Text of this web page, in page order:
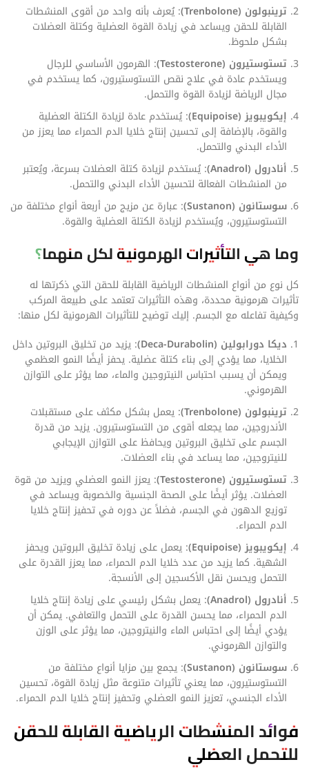
ترينبولون (Trenbolone)
: يُعرف بأنه واحد من أقوى المنشطات
القابلة للحقن ويساعد في زيادة القوة العضلية وكتلة العضلات
بشكل ملحوظ.
تستوستيرون (Testosterone)
: الهرمون الأساسي للرجال
ويستخدم عادة في علاج نقص التستوستيرون، كما يستخدم في
مجال الرياضة لزيادة القوة والتحمل.
إيكويبويز (Equipoise)
: يُستخدم عادة لزيادة الكتلة العضلية
والقوة، بالإضافة إلى تحسين إنتاج خلايا الدم الحمراء مما يعزز من
الأداء البدني والتحمل.
أنادرول (Anadrol)
: يُستخدم لزيادة كتلة العضلات بسرعة، ويُعتبر
من المنشطات الفعالة لتحسين الأداء البدني والتحمل.
سوستانون (Sustanon)
: عبارة عن مزيج من أربعة أنواع مختلفة من
التستوستيرون، ويُستخدم لزيادة الكتلة العضلية والقوة.
وما هي التأثيرات الهرمونية لكل منهما؟
كل نوع من أنواع المنشطات الرياضية القابلة للحقن التي ذكرتها له
تأثيرات هرمونية محددة، وهذه التأثيرات تعتمد على طبيعة المركب
وكيفية تفاعله مع الجسم. إليك توضيح للتأثيرات الهرمونية لكل منها:
ديكا دورابولين (Deca-Durabolin)
: يزيد من تخليق البروتين داخل
الخلايا، مما يؤدي إلى بناء كتلة عضلية. يحفز أيضًا النمو العظمي
ويمكن أن يسبب احتباس النيتروجين والماء، مما يؤثر على التوازن
الهرموني.
ترينبولون (Trenbolone)
: يعمل بشكل مكثف على مستقبلات
الأندروجين، مما يجعله أقوى من التستوستيرون. يزيد من قدرة
الجسم على تخليق البروتين ويحافظ على التوازن الإيجابي
للنيتروجين، مما يساعد في بناء العضلات.
تستوستيرون (Testosterone)
: يعزز النمو العضلي ويزيد من قوة
العضلات. يؤثر أيضًا على الصحة الجنسية والخصوبة ويساعد في
توزيع الدهون في الجسم، فضلاً عن دوره في تحفيز إنتاج خلايا
الدم الحمراء.
إيكويبويز (Equipoise)
: يعمل على زيادة تخليق البروتين ويحفز
الشهية. كما يزيد من عدد خلايا الدم الحمراء، مما يعزز القدرة على
التحمل ويحسن نقل الأكسجين إلى الأنسجة.
أنادرول (Anadrol)
: يعمل بشكل رئيسي على زيادة إنتاج خلايا
الدم الحمراء، مما يحسن القدرة على التحمل والتعافي. يمكن أن
يؤدي أيضًا إلى احتباس الماء والنيتروجين، مما يؤثر على الوزن
والتوازن الهرموني.
سوستانون (Sustanon)
: يجمع بين مزايا أنواع مختلفة من
التستوستيرون، مما يعني تأثيرات متنوعة مثل زيادة القوة، تحسين
الأداء الجنسي، تعزيز النمو العضلي وتحفيز إنتاج خلايا الدم الحمراء.
فوائد المنشطات الرياضية القابلة للحقن
للتحمل العضلي